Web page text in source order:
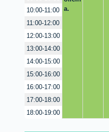
a.
10:00-11:00
11:00-12:00
12:00-13:00
13:00-14:00
14:00-15:00
15:00-16:00
16:00-17:00
17:00-18:00
18:00-19:00